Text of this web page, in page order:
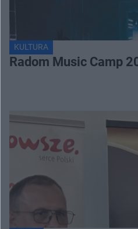
KULTURA
Radom Music Camp